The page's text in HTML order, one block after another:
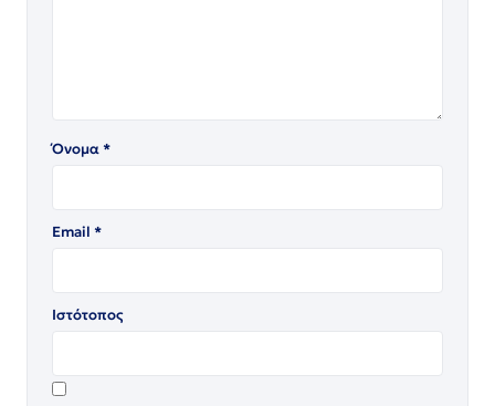
Όνομα*
Email *
Ιστότοπος